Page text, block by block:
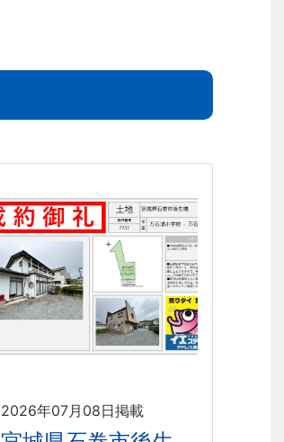
2026年07月08日掲載